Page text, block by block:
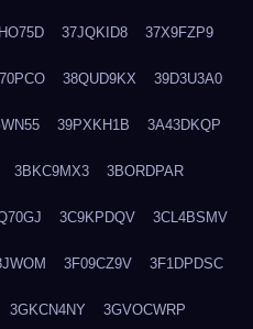
37JQKID8 37X9FZP9
38QUD9KX 39D3U3A0
39PXKH1B 3A43DKQP
3BKC9MX3 3BORDPAR
3C9KPDQV 3CL4BSMV
3F09CZ9V 3F1DPDSC
3GKCN4NY 3GVOCWRP